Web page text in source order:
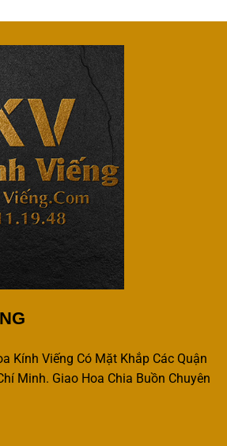
Kính Viếng Có Mặt Khắp Các Quận
Minh. Giao Hoa Chia Buồn Chuyên